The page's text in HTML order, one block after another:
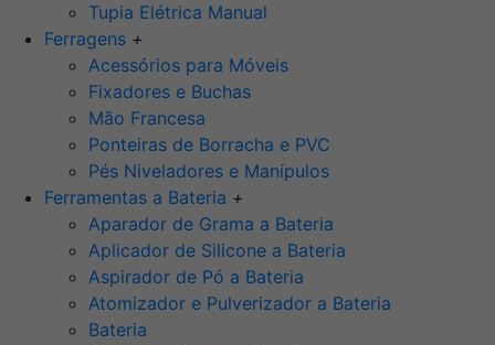
Tupia Elétrica Manual
Ferragens +
Acessórios para Móveis
Fixadores e Buchas
Mão Francesa
Ponteiras de Borracha e PVC
Pés Niveladores e Manípulos
Ferramentas a Bateria +
Aparador de Grama a Bateria
Aplicador de Silicone a Bateria
Aspirador de Pó a Bateria
Atomizador e Pulverizador a Bateria
Bateria